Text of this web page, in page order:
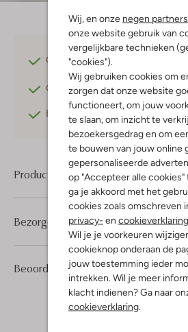
Wij, en onze negen partners
onze website gebruik van
vergelijkbare technieken
"cookies").
Wij gebruiken cookies om
zorgen dat onze website
functioneert, om jouw
te slaan, om inzicht te
bezoekersgedrag en om
te bouwen van jouw online
gepersonaliseerde
op "Accepteer alle cookies"
ga je akkoord met het
cookies zoals omschreven
privacy- en cookieverklaring
Wil je je voorkeuren
cookieknop onderaan de
jouw toestemming ieder
intrekken. Wil je meer
klacht indienen? Ga naar
cookieverklaring.
Gratis verzending
Gratis retournerenbinnen 30
Betaal achteraf met Klarna
Product informatie
Beoordelingen (1) 1
5
Sterren
Bezorgen & retourneren